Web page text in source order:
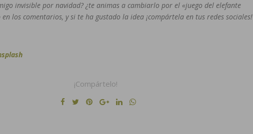
invisible por navidad? ¿te animas a cambiarlo por el «juego del elefante
en los comentarios, y si te ha gustado la idea ¡compártela en tus redes sociales!
¡Compártelo!